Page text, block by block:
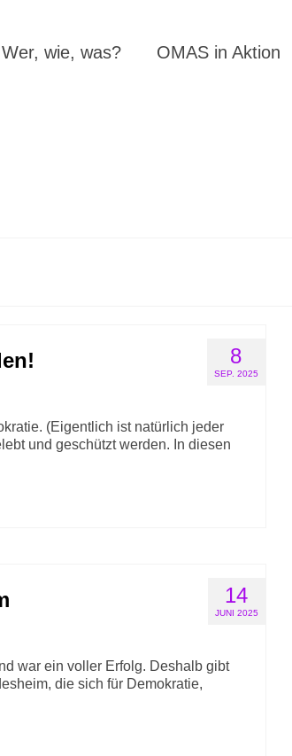
Wer, wie, was? OMAS in Aktion
8
SEP. 2025
(Eigentlich ist natürlich jeder
und geschützt werden. In diesen
14
JUNI 2025
war ein voller Erfolg. Deshalb gibt
die sich für Demokratie,